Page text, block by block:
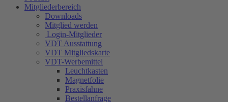
Mitgliederbereich
Downloads
Mitglied werden
Login-Mitglieder
VDT Ausstattung
VDT Mitgliedskarte
VDT-Werbemittel
Leuchtkasten
Magnetfolie
Praxisfahne
Bestellanfrage